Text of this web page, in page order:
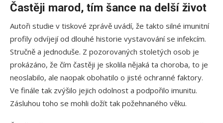
Častěji marod, tím šance na delší život
Autoři studie v tiskové zprávě uvádí, že takto silné imunitní
profily odvíjejí od dlouhé historie vystavování se infekcím.
Stručně a jednoduše. Z pozorovaných stoletých osob je
prokázáno, že čím častěji je skolila nějaká ta choroba, to je
neoslabilo, ale naopak obohatilo o jisté ochranné faktory.
Ve finále tak zvýšilo jejich odolnost a podpořilo imunitu.
Zásluhou toho se mohli dožít tak požehnaného věku.